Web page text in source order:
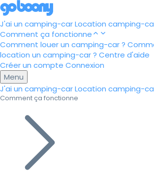
J'ai un camping-carLocation camping-
Comment ça fonctionne
Comment louer un camping-car ?
location un camping-car ? Centre d'aide
Créer un compte Connexion
Menu
J'ai un camping-carLocation camping-
Comment ça fonctionne